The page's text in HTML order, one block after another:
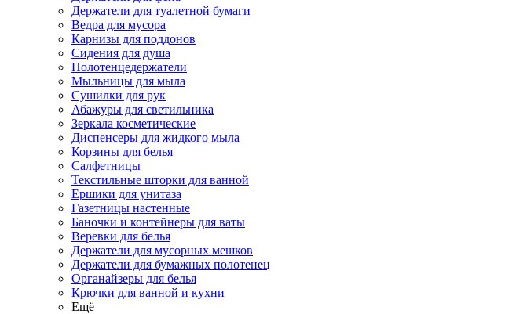
Держатели для туалетной бумаги
Ведра для мусора
Карнизы для поддонов
Сидения для душа
Полотенцедержатели
Мыльницы для мыла
Сушилки для рук
Абажуры для светильника
Зеркала косметические
Диспенсеры для жидкого мыла
Корзины для белья
Салфетницы
Текстильные шторки для ванной
Ершики для унитаза
Газетницы настенные
Баночки и контейнеры для ваты
Веревки для белья
Держатели для мусорных мешков
Держатели для бумажных полотенец
Органайзеры для белья
Крючки для ванной и кухни
Ещё